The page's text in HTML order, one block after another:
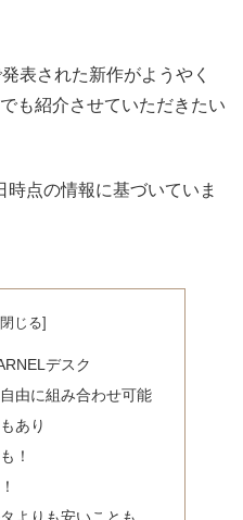
表された新作がようやく
も紹介させていただきたい
点の情報に基づいていま
デスク
由に組み合わせ可能
あり
！